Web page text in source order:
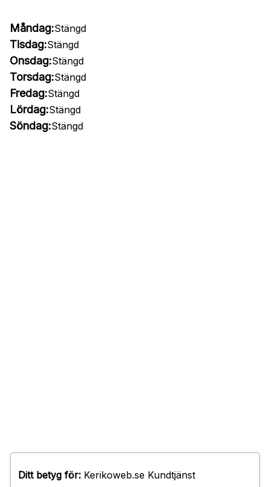
Måndag:Stängd
Tisdag:Stängd
Onsdag:Stängd
Torsdag:Stängd
Fredag:Stängd
Lördag:Stängd
Söndag:Stängd
Ditt betyg för: Kerikoweb.se Kundtjänst